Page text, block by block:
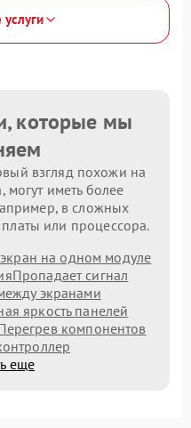
услуги
которые мы
взгляд похожи на
могут иметь более
в сложных
платы или процессора.
на одном модуле
Пропадает сигнал
экранами
яркость панелей
компонентов
еще